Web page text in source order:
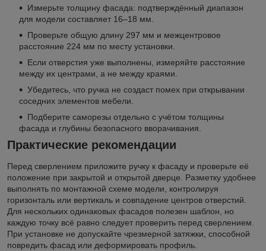
Измерьте толщину фасада: подтверждённый диапазон
для модели составляет 16–18 мм.
Проверьте общую длину 297 мм и межцентровое
расстояние 224 мм по месту установки.
Если отверстия уже выполнены, измеряйте расстояние
между их центрами, а не между краями.
Убедитесь, что ручка не создаст помех при открывании
соседних элементов мебели.
Подберите саморезы отдельно с учётом толщины
фасада и глубины безопасного вворачивания.
Практические рекомендации
Перед сверлением приложите ручку к фасаду и проверьте её
положение при закрытой и открытой дверце. Разметку удобнее
выполнять по монтажной схеме модели, контролируя
горизонталь или вертикаль и совпадение центров отверстий.
Для нескольких одинаковых фасадов полезен шаблон, но
каждую точку всё равно следует проверить перед сверлением.
При установке не допускайте чрезмерной затяжки, способной
повредить фасад или деформировать профиль.